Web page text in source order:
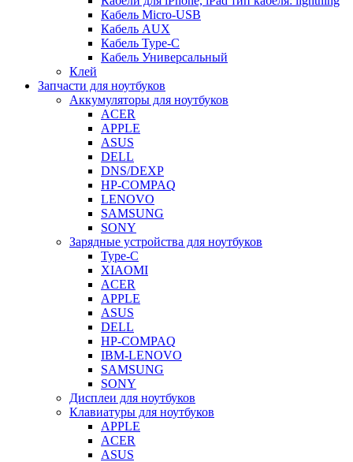
Кабель Micro-USB
Кабель AUX
Кабель Type-C
Кабель Универсальный
Клей
Запчасти для ноутбуков
Аккумуляторы для ноутбуков
ACER
APPLE
ASUS
DELL
DNS/DEXP
HP-COMPAQ
LENOVO
SAMSUNG
SONY
Зарядные устройства для ноутбуков
Type-C
XIAOMI
ACER
APPLE
ASUS
DELL
HP-COMPAQ
IBM-LENOVO
SAMSUNG
SONY
Дисплеи для ноутбуков
Клавиатуры для ноутбуков
APPLE
ACER
ASUS